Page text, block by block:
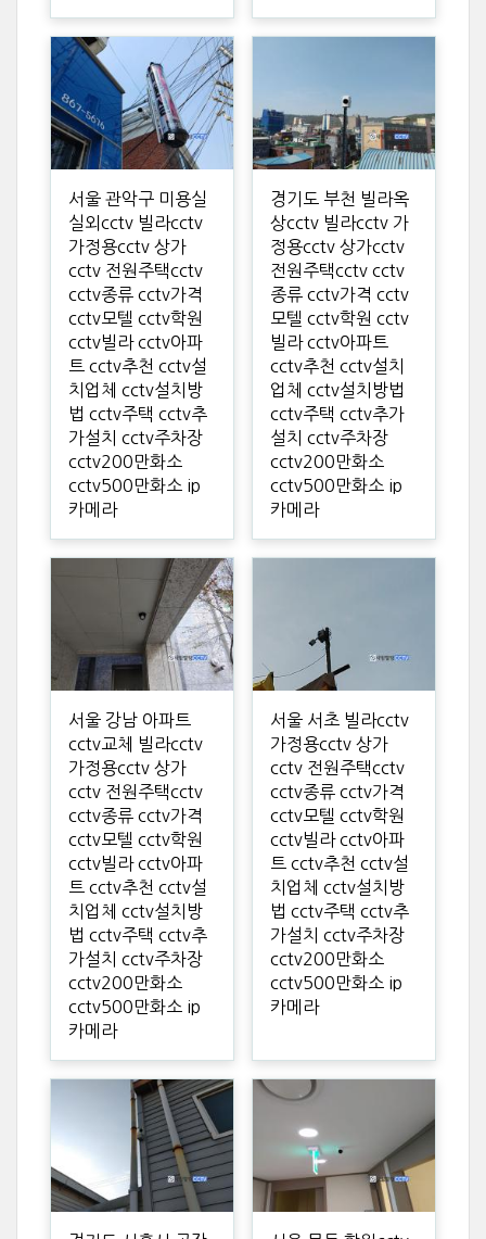
서울 관악구 미용실
실외cctv 빌라cctv
가정용cctv 상가
cctv 전원주택cctv
cctv종류 cctv가격
cctv모텔 cctv학원
cctv빌라 cctv아파
트 cctv추천 cctv설
치업체 cctv설치방
법 cctv주택 cctv추
가설치 cctv주차장
cctv200만화소
cctv500만화소 ip
카메라
경기도 부천 빌라옥
상cctv 빌라cctv 가
정용cctv 상가cctv
전원주택cctv cctv
종류 cctv가격 cctv
모텔 cctv학원 cctv
빌라 cctv아파트
cctv추천 cctv설치
업체 cctv설치방법
cctv주택 cctv추가
설치 cctv주차장
cctv200만화소
cctv500만화소 ip
카메라
서울 강남 아파트
cctv교체 빌라cctv
가정용cctv 상가
cctv 전원주택cctv
cctv종류 cctv가격
cctv모텔 cctv학원
cctv빌라 cctv아파
트 cctv추천 cctv설
치업체 cctv설치방
법 cctv주택 cctv추
가설치 cctv주차장
cctv200만화소
cctv500만화소 ip
카메라
서울 서초 빌라cctv
가정용cctv 상가
cctv 전원주택cctv
cctv종류 cctv가격
cctv모텔 cctv학원
cctv빌라 cctv아파
트 cctv추천 cctv설
치업체 cctv설치방
법 cctv주택 cctv추
가설치 cctv주차장
cctv200만화소
cctv500만화소 ip
카메라